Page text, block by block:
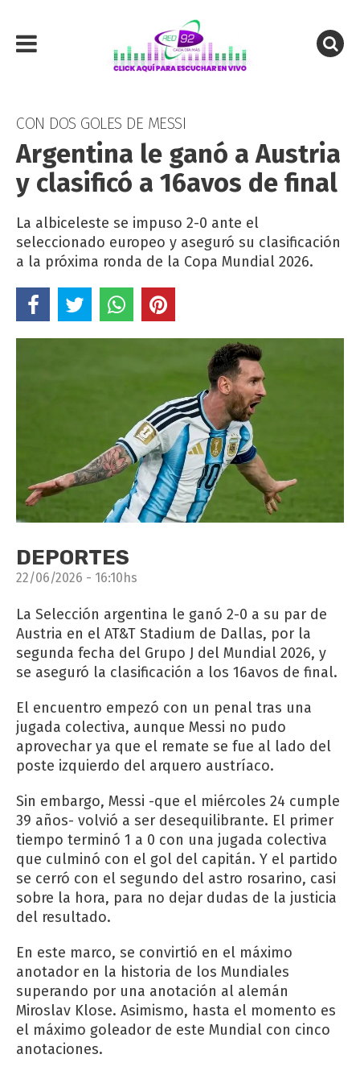
CON DOS GOLES DE MESSI
Argentina le ganó a Austria
y clasificó a 16avos de final
La albiceleste se impuso 2-0 ante el
seleccionado europeo y aseguró su clasificación
a la próxima ronda de la Copa Mundial 2026.
DEPORTES
22/06/2026 - 16:10hs
La Selección argentina le ganó 2-0 a su par de
Austria en el AT&T Stadium de Dallas, por la
segunda fecha del Grupo J del Mundial 2026, y
se aseguró la clasificación a los 16avos de final.
El encuentro empezó con un penal tras una
jugada colectiva, aunque Messi no pudo
aprovechar ya que el remate se fue al lado del
poste izquierdo del arquero austríaco.
Sin embargo, Messi -que el miércoles 24 cumple
39 años- volvió a ser desequilibrante. El primer
tiempo terminó 1 a 0 con una jugada colectiva
que culminó con el gol del capitán. Y el partido
se cerró con el segundo del astro rosarino, casi
sobre la hora, para no dejar dudas de la justicia
del resultado.
En este marco, se convirtió en el máximo
anotador en la historia de los Mundiales
superando por una anotación al alemán
Miroslav Klose. Asimismo, hasta el momento es
el máximo goleador de este Mundial con cinco
anotaciones.